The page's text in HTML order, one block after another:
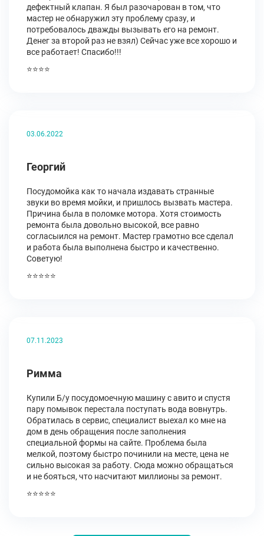
дефектный клапан. Я был разочарован в том, что
мастер не обнаружил эту проблему сразу, и
потребовалось дважды вызывать его на ремонт.
Денег за второй раз не взял) Сейчас уже все хорошо и
все работает! Спасибо!!!
⭐⭐⭐⭐
03.06.2022
Георгий
Посудомойка как то начала издавать странные
звуки во время мойки, и пришлось вызвать мастера.
Причина была в поломке мотора. Хотя стоимость
ремонта была довольно высокой, все равно
согласыился на ремонт. Мастер грамотно все сделал
и работа была выполнена быстро и качественно.
Советую!
⭐⭐⭐⭐⭐
07.11.2023
Римма
Купили Б/у посудомоечную машину с авито и спустя
пару помывок перестала поступать вода вовнутрь.
Обратилась в сервис, специалист выехал ко мне на
дом в день обращения после заполнения
специальной формы на сайте. Проблема была
мелкой, поэтому быстро починили на месте, цена не
сильно высокая за работу. Сюда можно обращаться
и не бояться, что насчитают миллионы за ремонт.
⭐⭐⭐⭐⭐